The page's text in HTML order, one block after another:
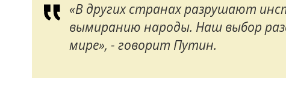
«В других странах разрушают
вымиранию народы. Наш выбор
мире», - говорит Путин.